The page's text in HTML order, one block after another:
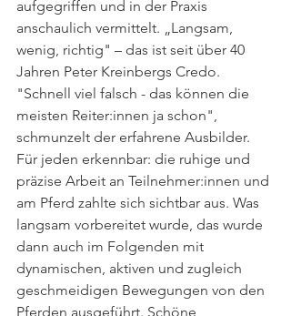
aufgegriffen und in der Praxis
anschaulich vermittelt. „Langsam,
wenig, richtig" – das ist seit über 40
Jahren Peter Kreinbergs Credo.
"Schnell viel falsch - das können die
meisten Reiter:innen ja schon",
schmunzelt der erfahrene Ausbilder.
Für jeden erkennbar: die ruhige und
präzise Arbeit an Teilnehmer:innen und
am Pferd zahlte sich sichtbar aus. Was
langsam vorbereitet wurde, das wurde
dann auch im Folgenden mit
dynamischen, aktiven und zugleich
geschmeidigen Bewegungen von den
Pferden ausgeführt. Schöne